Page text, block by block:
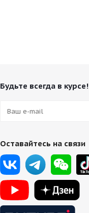
Будьте всегда в курсе!
Оставайтесь на связи